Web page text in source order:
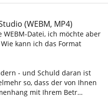
(WEBM, MP4)
Datei, ich möchte aber
kann ich das Format
- und Schuld daran ist
so, dass der von Ihnen
mit Ihrem Betr…